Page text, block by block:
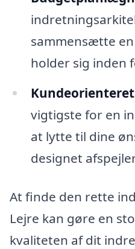
sammensætte
holder sig inden
vigtigste for en
at lytte til dine
designet
At finde den rette
Lejre kan gøre en
kvaliteten af dit